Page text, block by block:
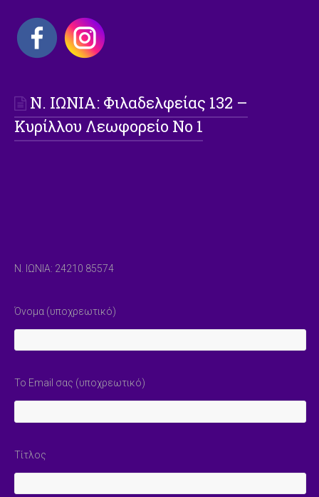
Ν. ΙΩΝΙΑ: Φιλαδελφείας 132 –
Κυρίλλου Λεωφορείο Νο 1
Ν. ΙΩΝΙΑ: 24210 85574
Όνομα (υποχρεωτικό)
Το Email σας (υποχρεωτικό)
Τίτλος